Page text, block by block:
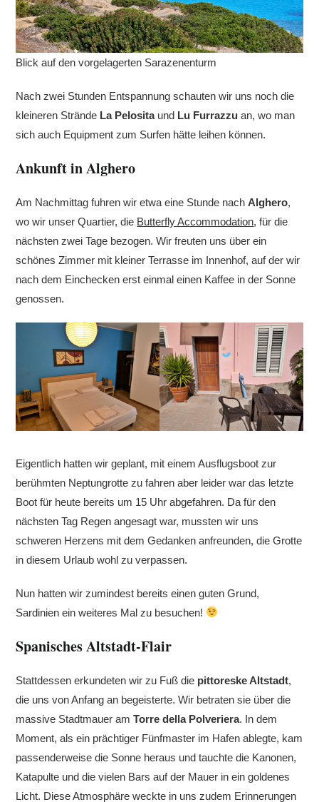
Blick auf den vorgelagerten Sarazenenturm
Nach zwei Stunden Entspannung schauten wir uns noch die
kleineren Strände La Pelosita und Lu Furrazzu an, wo man
sich auch Equipment zum Surfen hätte leihen können.
Ankunft in Alghero
Am Nachmittag fuhren wir etwa eine Stunde nachAlghero,
wo wir unser Quartier, die Butterfly Accommodation, für die
nächsten zwei Tage bezogen. Wir freuten uns über ein
schönes Zimmer mit kleiner Terrasse im Innenhof, auf der wir
nach dem Einchecken erst einmal einen Kaffee in der Sonne
genossen.
Eigentlich hatten wir geplant, mit einem Ausflugsboot zur
berühmten Neptungrotte zu fahren aber leider war das letzte
Boot für heute bereits um 15 Uhr abgefahren. Da für den
nächsten Tag Regen angesagt war, mussten wir uns
schweren Herzens mit dem Gedanken anfreunden, die Grotte
in diesem Urlaub wohl zu verpassen.
Nun hatten wir zumindest bereits einen guten Grund,
Sardinien ein weiteres Mal zu besuchen!
Spanisches Altstadt-Flair
Stattdessen erkundeten wir zu Fuß die pittoreske Altstadt,
die uns von Anfang an begeisterte. Wir betraten sie über die
massive Stadtmauer amTorre della Polveriera. In dem
Moment, als ein prächtiger Fünfmaster im Hafen ablegte, kam
passenderweise die Sonne heraus und tauchte die Kanonen,
Katapulte und die vielen Bars auf der Mauer in ein goldenes
Licht. Diese Atmosphäre weckte in uns zudem Erinnerungen